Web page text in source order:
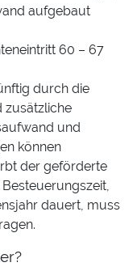
aufgebaut
60 – 67
durch die
zusätzliche
und
können
der geförderte
dauert, muss